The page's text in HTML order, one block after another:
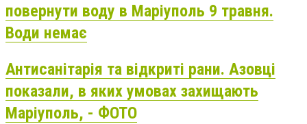
повернути воду в Маріуполь 9 травня.
Води немає
Антисанітарія та відкриті рани. Азовці
показали, в яких умовах захищають
Маріуполь, - ФОТО